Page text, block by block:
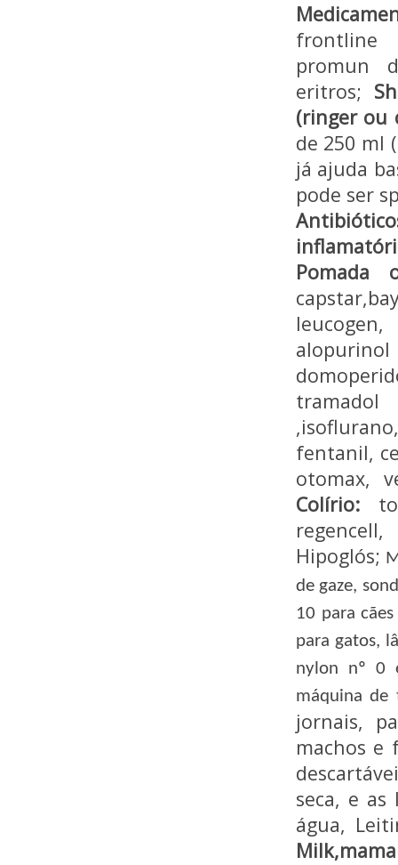
frontline
promun
eritros;
(ringer ou
de 250 ml
já ajuda
pode ser
Pomada
fentanil,
otomax,
Colírio:
Hipoglós;
de gaze,
10 para
para gatos,
nylon nº 0
máquina
jornais,
machos e
seca, e
água,